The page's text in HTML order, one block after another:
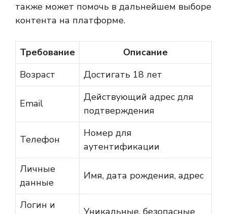
также может помочь в дальнейшем выборе
контента на платформе.
Требование
Описание
Возраст
Достигать 18 лет
Email
Действующий адрес для
подтверждения
Телефон
Номер для
аутентификации
Личные
данные
Имя, дата рождения, адрес
Логин и